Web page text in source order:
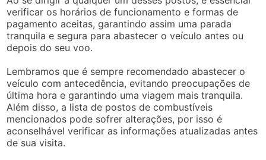
verificar os horários de funcionamento e formas de
pagamento aceitas, garantindo assim uma parada
tranquila e segura para abastecer o veículo antes ou
depois do seu voo.
Lembramos que é sempre recomendado abastecer o
veículo com antecedência, evitando preocupações de
última hora e garantindo uma viagem mais tranquila.
Além disso, a lista de postos de combustíveis
mencionados pode sofrer alterações, por isso é
aconselhável verificar as informações atualizadas antes
de sua visita.